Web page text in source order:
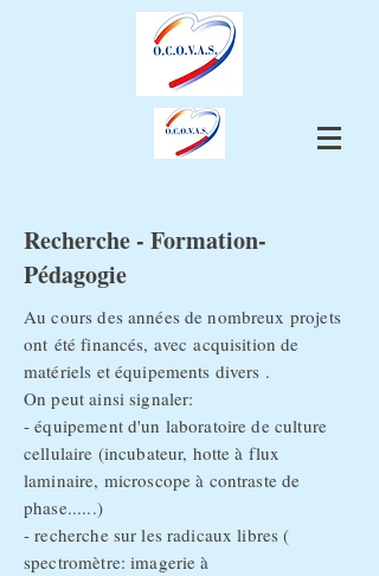
Recherche - Formation-
Pédagogie
Au cours des années de nombreux projets
ont été financés, avec acquisition de
matériels et équipements divers .
On peut ainsi signaler:
- équipement d'un laboratoire de culture
cellulaire (incubateur, hotte à flux
laminaire, microscope à contraste de
phase......)
- recherche sur les radicaux libres (
spectromètre: imagerie à